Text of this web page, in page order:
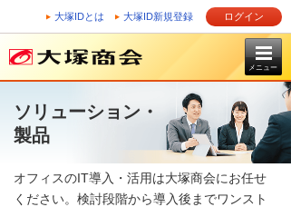
大塚IDとは 大塚ID新規登録 ログイン
メニュー
ソリューション・
製品
オフィスのIT導入・活用は大塚商会にお任せ
ください。検討段階から導入後までワンスト